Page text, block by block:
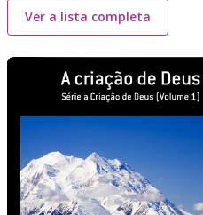
Ver a lista completa